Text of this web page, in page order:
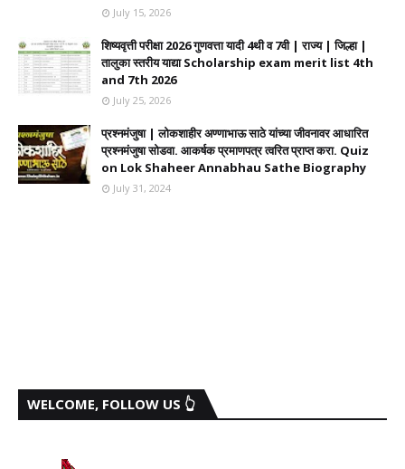
July 15, 2026
शिष्यवृत्ती परीक्षा 2026 गुणवत्ता यादी 4थी व 7वी | राज्य | जिल्हा |
तालुका स्तरीय याद्या Scholarship exam merit list 4th
and 7th 2026
July 25, 2026
प्रश्नमंजुषा | लोकशाहीर अण्णाभाऊ साठे यांच्या जीवनावर आधारित
प्रश्नमंजुषा सोडवा. आकर्षक प्रमाणपत्र त्वरित प्राप्त करा. Quiz
on Lok Shaheer Annabhau Sathe Biography
July 31, 2024
WELCOME, FOLLOW US 👆